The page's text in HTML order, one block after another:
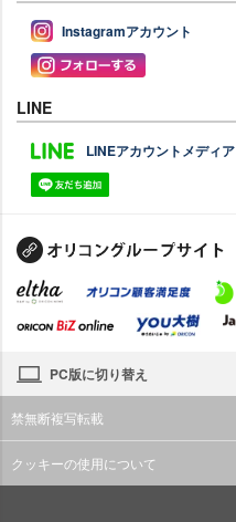
Instagramアカウント
LINE
LINEアカウントメディア
PC版に切り替え
禁無断複写転載
クッキーの使用について